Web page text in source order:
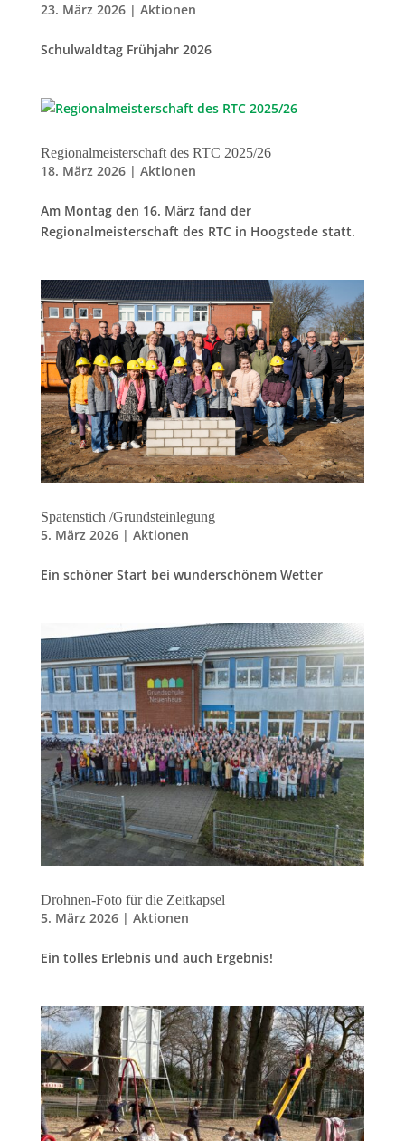
23. März 2026| Aktionen
Schulwaldtag Frühjahr 2026
Regionalmeisterschaft des RTC 2025/26
18. März 2026| Aktionen
Am Montag den 16. März fand der
Regionalmeisterschaft des RTC in Hoogstede statt.
Spatenstich /Grundsteinlegung
5. März 2026| Aktionen
Ein schöner Start bei wunderschönem Wetter
Drohnen-Foto für die Zeitkapsel
5. März 2026| Aktionen
Ein tolles Erlebnis und auch Ergebnis!